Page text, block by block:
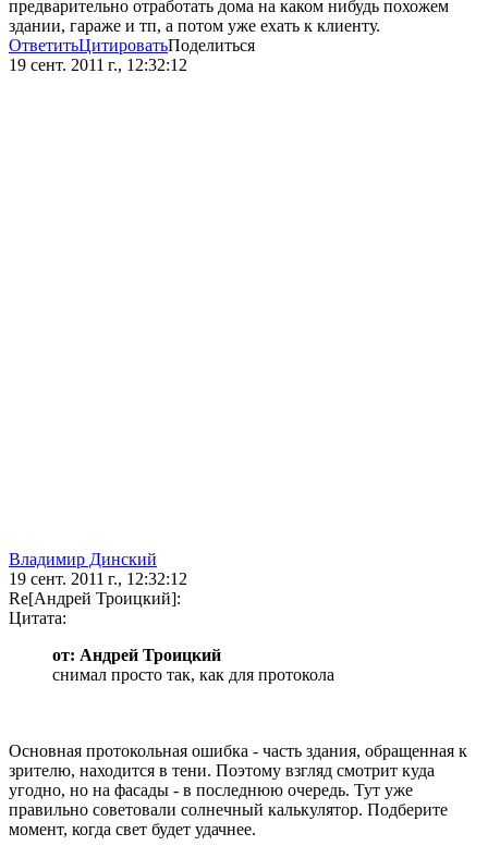
предварительно отработать дома на каком нибудь похожем
здании, гараже и тп, а потом уже ехать к клиенту.
ОтветитьЦитироватьПоделиться
19 сент. 2011 г., 12:32:12
Владимир Динский
19 сент. 2011 г., 12:32:12
Re[Андрей Троицкий]:
Цитата:
от: Андрей Троицкий
снимал просто так, как для протокола
Основная протокольная ошибка - часть здания, обращенная к
зрителю, находится в тени. Поэтому взгляд смотрит куда
угодно, но на фасады - в последнюю очередь. Тут уже
правильно советовали солнечный калькулятор. Подберите
момент, когда свет будет удачнее.